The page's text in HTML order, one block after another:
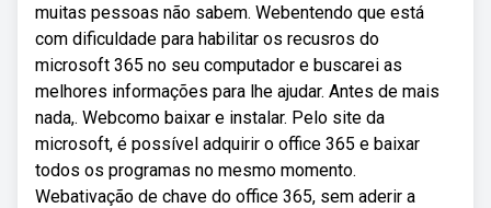
muitas pessoas não sabem. Webentendo que está
com dificuldade para habilitar os recusros do
microsoft 365 no seu computador e buscarei as
melhores informações para lhe ajudar. Antes de mais
nada,. Webcomo baixar e instalar. Pelo site da
microsoft, é possível adquirir o office 365 e baixar
todos os programas no mesmo momento.
Webativação de chave do office 365, sem aderir a